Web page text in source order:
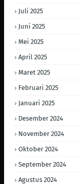
Juli 2025
Juni 2025
Mei 2025
April 2025
Maret 2025
Februari 2025
Januari 2025
Desember 2024
November 2024
Oktober 2024
September 2024
Agustus 2024